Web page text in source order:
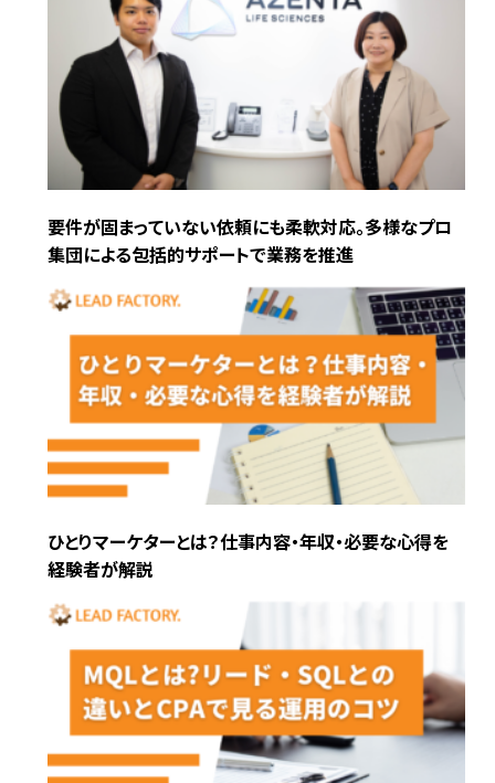
要件が固まっていない依頼にも柔軟対応。多様なプロ
集団による包括的サポートで業務を推進
ひとりマーケターとは？仕事内容・年収・必要な心得を
経験者が解説